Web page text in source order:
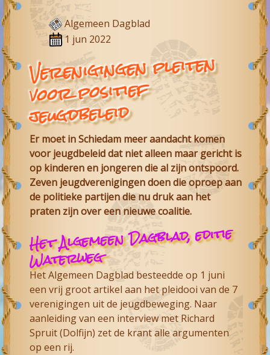
Algemeen Dagblad
1 jun 2022
Verenigingen pleiten
voor positief
jeugdbeleid
Er moet in Schiedam meer aandacht komen
voor jeugdbeleid dat niet alleen maar gericht is
op kinderen en jongeren die al zijn ontspoord.
Zeven jeugdverenigingen doen die oproep aan
de politieke partijen die nu druk aan het
praten zijn over een nieuwe coalitie.
Het Algemeen Dagblad, editie
Waterweg
Het Algemeen Dagblad besteedde op 1 juni
een vrij groot artikel aan het pleidooi van de 7
verenigingen uit de jeugdbeweging. Naar
aanleiding van een interview met Richard
Spruit (Dolfijn) zet de krant alle argumenten
op een rij.